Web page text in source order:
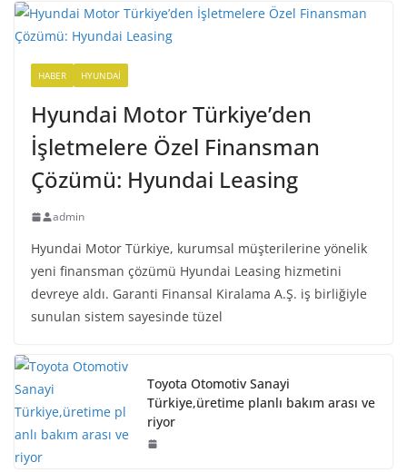
HABER HYUNDAI
Hyundai Motor Türkiye’den
İşletmelere Özel Finansman
Çözümü: Hyundai Leasing
admin
Hyundai Motor Türkiye, kurumsal müşterilerine yönelik
yeni finansman çözümü Hyundai Leasing hizmetini
devreye aldı. Garanti Finansal Kiralama A.Ş. iş birliğiyle
sunulan sistem sayesinde tüzel
Toyota Otomotiv Sanayi
Türkiye,üretime planlı bakım arası ve
riyor